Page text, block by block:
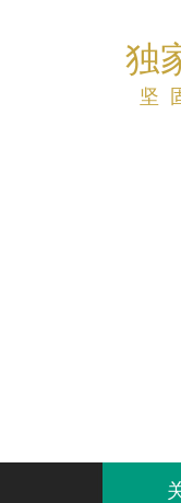
独
坚